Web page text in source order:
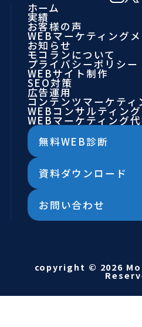
ホーム
実績
お客様の声
WEBマーケティング
お知らせ
モコランについて
プライバシーポリシー
WEBサイト制作
SEO対策
広告運用
コンテンツマーケティ
WEBコンサルティング
WEBマーケティング
無料WEB診断
資料ダウンロード
お問い合わせ
copyright © 2026